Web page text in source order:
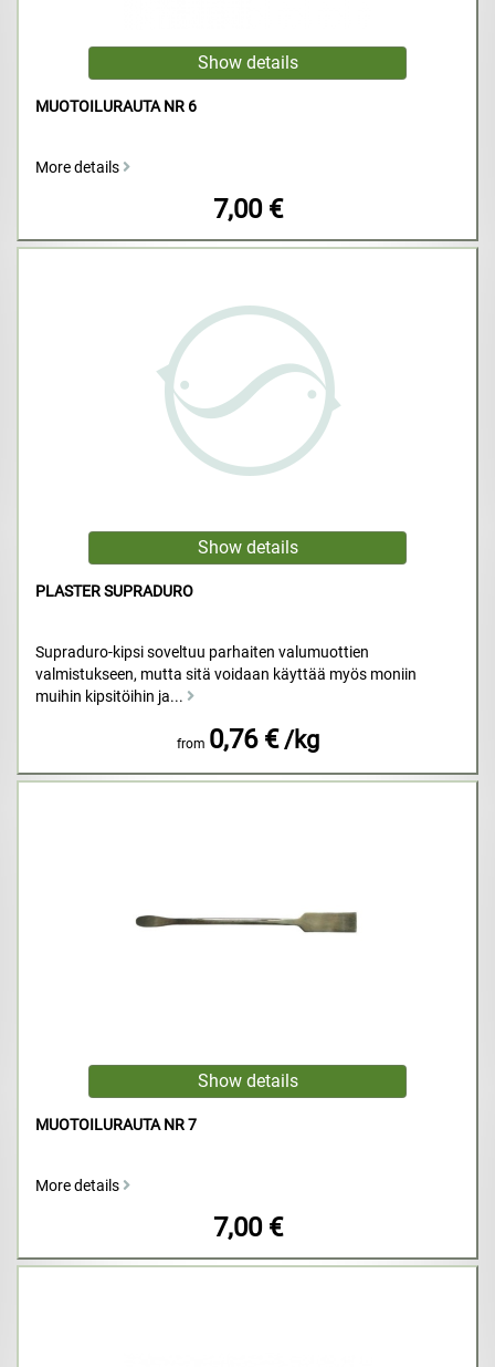
MUOTOILURAUTA NR 6
More details
7,00 €
PLASTER SUPRADURO
Supraduro-kipsi soveltuu parhaiten valumuottien
valmistukseen, mutta sitä voidaan käyttää myös moniin
muihin kipsitöihin ja...
from 0,76 € /kg
MUOTOILURAUTA NR 7
More details
7,00 €